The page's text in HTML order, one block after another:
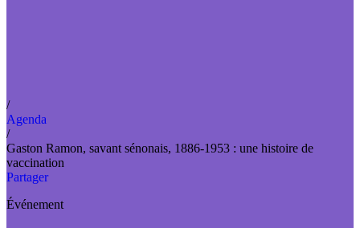
/
Agenda
/
Gaston Ramon, savant sénonais, 1886-1953 : une histoire de
vaccination
Partager
Événement